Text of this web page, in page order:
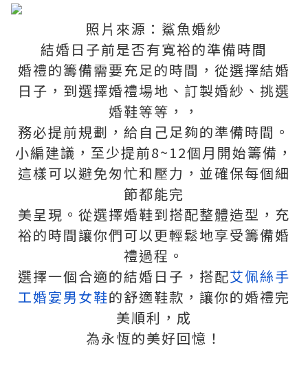
照片來源：鯊魚婚紗
結婚日子前是否有寬裕的準備時間
婚禮的籌備需要充足的時間，從選擇結婚
日子，到選擇婚禮場地、訂製婚紗、挑選
婚鞋等等，，
務必提前規劃，給自己足夠的準備時間。
小編建議，至少提前8~12個月開始籌備，
這樣可以避免匆忙和壓力，並確保每個細
節都能完
美呈現。從選擇婚鞋到搭配整體造型，充
裕的時間讓你們可以更輕鬆地享受籌備婚
禮過程。
選擇一個合適的結婚日子，搭配艾佩絲手
工婚宴男女鞋的舒適鞋款，讓你的婚禮完
美順利，成
為永恆的美好回憶！